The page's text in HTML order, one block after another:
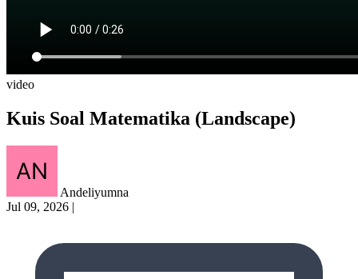
video
Kuis Soal Matematika (Landscape)
Andeliyumna
Jul 09, 2026 |